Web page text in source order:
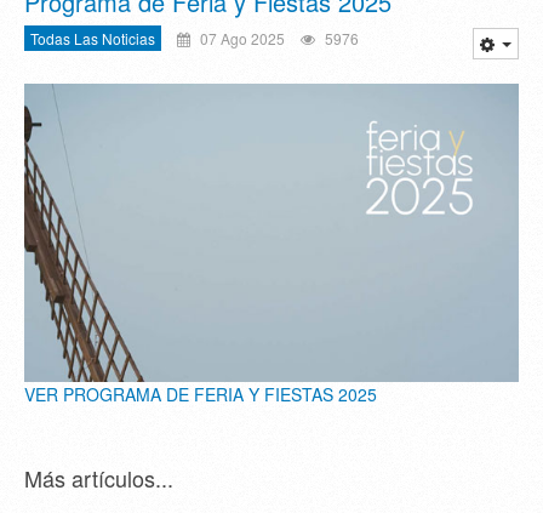
Todas Las Noticias 07 Ago 2025 5976
VER PROGRAMA DE FERIA Y FIESTAS 2025
Más artículos...